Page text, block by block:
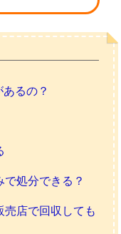
るの？
処分できる？
売店で回収しても